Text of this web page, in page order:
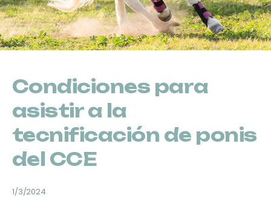
Condiciones para
asistir a la
tecnificación de ponis
del CCE
1/3/2024